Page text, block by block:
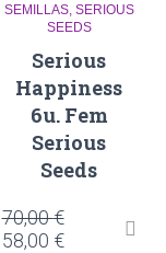
SEMILLAS SERIOUS
SEEDS
Serious
Happiness
6u. Fem
Serious
Seeds
70,00€
58,00 €